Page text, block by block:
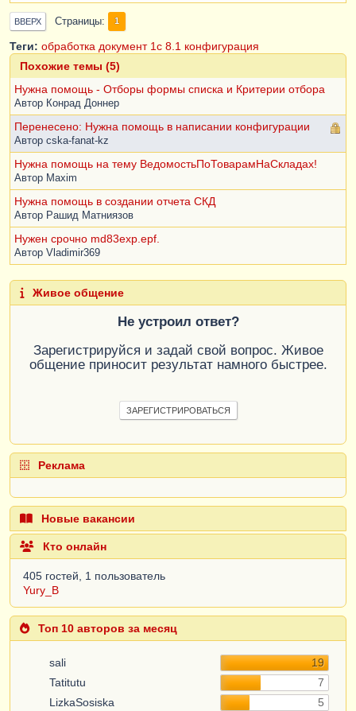
ВВЕРХ Страницы 1
Теги: обработка документ 1с 8.1 конфигурация
Похожие темы (5)
Нужна помощь - Отборы формы списка и Критерии отбора
Автор Конрад Доннер
Перенесено: Нужна помощь в написании конфигурации
Автор cska-fanat-kz
Нужна помощь на тему ВедомостьПоТоварамНаСкладах!
Автор Maxim
Нужна помощь в создании отчета СКД
Автор Рашид Матниязов
Нужен срочно md83exp.epf.
Автор Vladimir369
Живое общение
Не устроил ответ?
Зарегистрируйся и задай свой вопрос. Живое
общение приносит результат намного быстрее.
ЗАРЕГИСТРИРОВАТЬСЯ
Реклама
Новые вакансии
Кто онлайн
405 гостей, 1 пользователь
Yury_B
Топ 10 авторов за месяц
sali
19
Tatitutu
7
LizkaSosiska
5